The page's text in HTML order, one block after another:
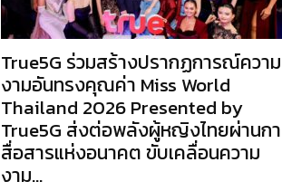
True5G ร่วมสร้างปรากฏการณ์ความ
งามอันทรงคุณค่า Miss World
Thailand 2026 Presented by
True5G ส่งต่อพลังผู้หญิงไทยผ่านก
สื่อสารแห่งอนาคต ขับเคลื่อนความ
งาม...